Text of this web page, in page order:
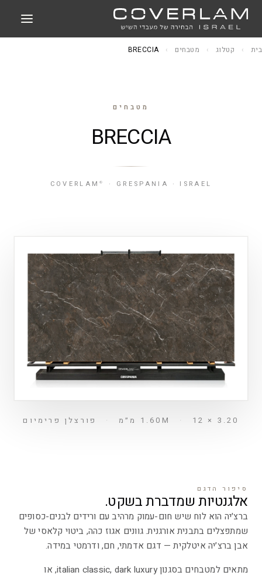
בית › קטלוג › מטבחים ›
BRECCIA
מטבחים
BRECCIA
COVERLAM® · GRESPANIA · ISRAEL
3.20 × 1.60M
· 12 מ״מ · פורצלן פרימיום
סיפור הדגם
אלגנטיות שמדברת בשקט.
ברצ׳יה הוא לוח שיש חום-עמוק מרהיב עם ורידים לבנים-כסופים
שמתפצלים בתבנית אורגנית. גוונים אגוז כהה, ביטוי קלאסי של
אבן ברצ׳יה איטלקית — דגם אדמתי, חם, ודרמטי במידה.
מתאים למטבחים בסגנון italian classic, dark luxury, או